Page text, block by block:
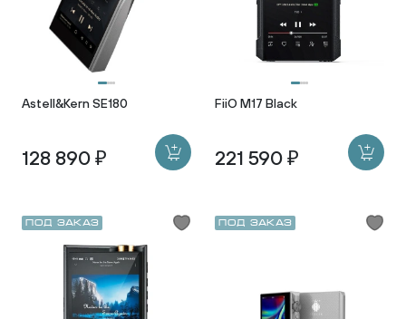
Astell&Kern SE180
128 890 ₽
FiiO M17 Black
221 590 ₽
Под заказ Под заказ